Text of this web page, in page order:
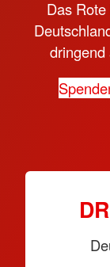
Das
dringend